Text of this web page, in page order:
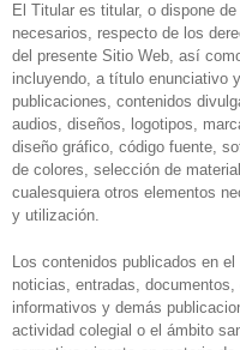
El Titular es titular, o dispone
necesarios, respecto de los
del presente Sitio Web, así
incluyendo, a título enunciativo
publicaciones, contenidos
audios, diseños, logotipos,
diseño gráfico, código fuente,
de colores, selección de
cualesquiera otros elementos
y utilización.
Los contenidos publicados en
noticias, entradas,
informativos y demás
actividad colegial o el ámbito